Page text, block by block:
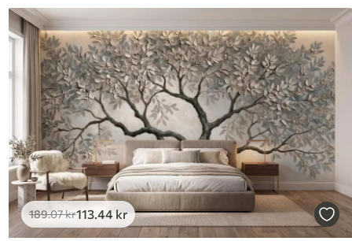
189.07kr113.44 kr